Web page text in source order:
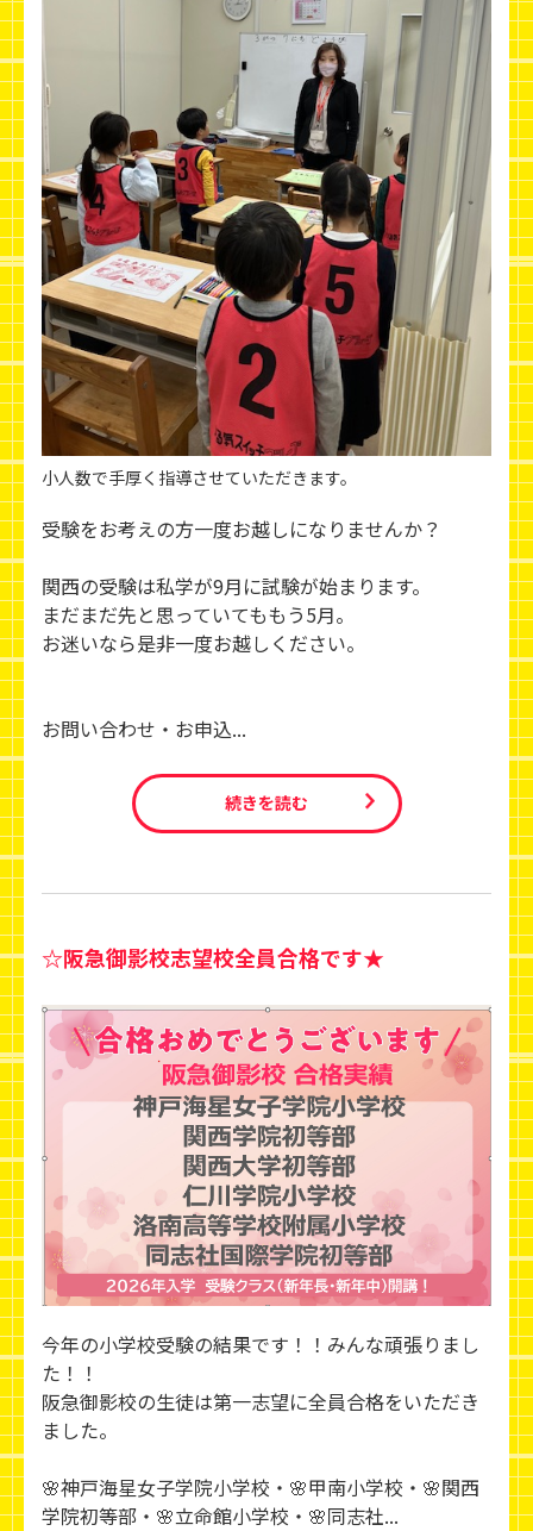
小人数で手厚く指導させていただきます。
受験をお考えの方一度お越しになりませんか？
関西の受験は私学が9月に試験が始まります。
まだまだ先と思っていてももう5月。
お迷いなら是非一度お越しください。
お問い合わせ・お申込...
続きを読む
☆阪急御影校志望校全員合格です★
今年の小学校受験の結果です！！みんな頑張りまし
た！！
阪急御影校の生徒は第一志望に全員合格をいただき
ました。
🌸神戸海星女子学院小学校・🌸甲南小学校・🌸関西
学院初等部・🌸立命館小学校・🌸同志社...